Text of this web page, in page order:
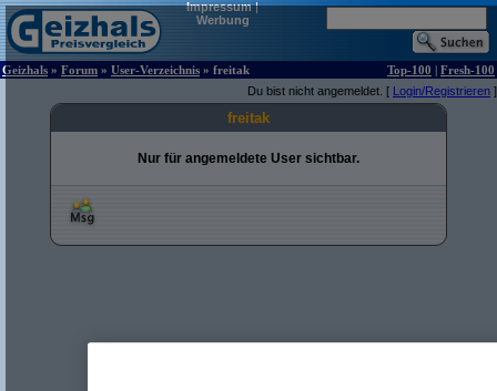
Impressum|
Werbung
Geizhals » Forum » User-Verzeichnis » freitak Top-100 | Fresh-100
Du bist nicht angemeldet. [ Login/Registrieren ]
freitak
Nur für angemeldete User sichtbar.